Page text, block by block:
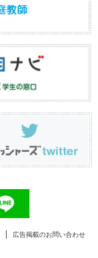
広告掲載のお問い合わせ